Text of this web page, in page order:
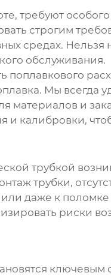
требуют
строгим
средах. Нельзя
обслуживания.
поплавкового
Мы
материалов и
калибровки,
трубкой
трубки,
даже к
риски
ключевым